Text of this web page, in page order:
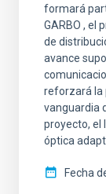
formará
GARBO , el
de
avance
reforzará la
vanguardia
proyecto, el
óptica
Fecha